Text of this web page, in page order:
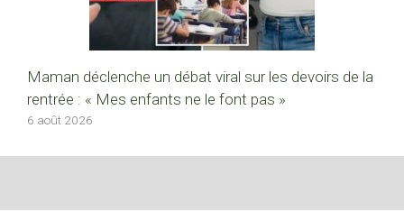
Maman déclenche un débat viral sur les devoirs de la
rentrée : « Mes enfants ne le font pas »
6 août 2026